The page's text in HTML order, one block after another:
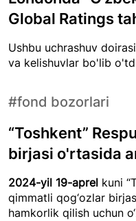
Ushbu uchrashuv
va kelishuvlar bo'lib
Global Ratings
2024-yil 19-aprel kuni
qimmatli qog‘ozlar
hamkorlik qilish uchun
“Toshkent”
birjasi o'rtasida
#fond bozorlari